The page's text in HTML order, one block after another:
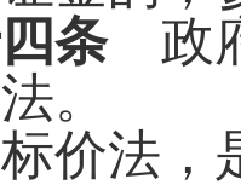
条政府
。
法，是